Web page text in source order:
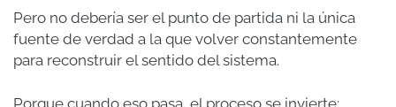
Pero no debería ser el punto de partida ni la única
fuente de verdad a la que volver constantemente
para reconstruir el sentido del sistema.